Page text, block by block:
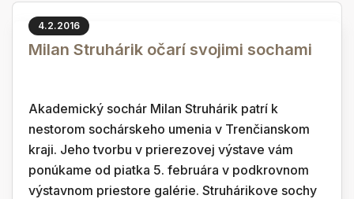
4.2.2016
Milan Struhárik očarí svojimi sochami
Akademický sochár Milan Struhárik patrí k
nestorom sochárskeho umenia v Trenčianskom
kraji. Jeho tvorbu v prierezovej výstave vám
ponúkame od piatka 5. februára v podkrovnom
výstavnom priestore galérie. Struhárikove sochy